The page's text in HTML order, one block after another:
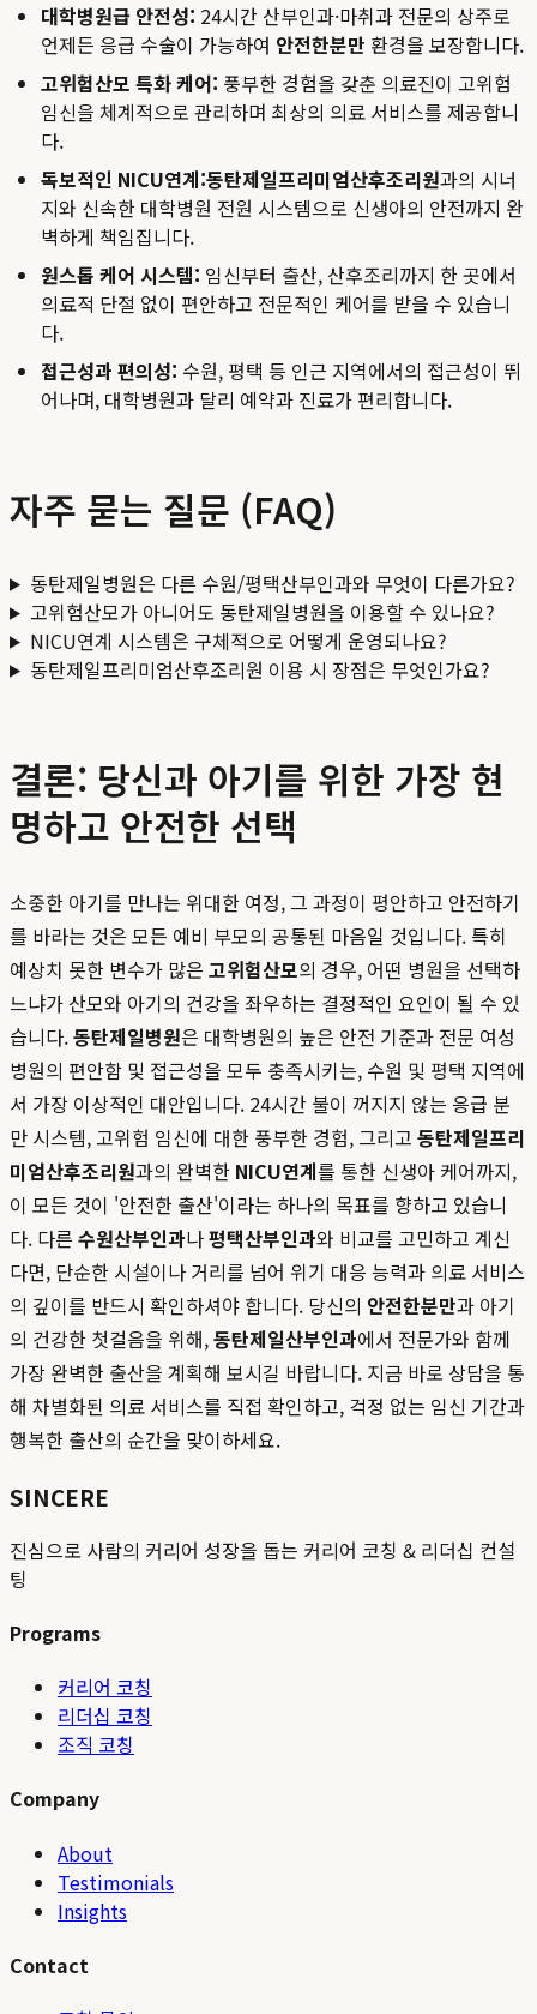
대학병원급 안전성: 24시간 산부인과·마취과 전문의 상주로
언제든 응급 수술이 가능하여 안전한분만 환경을 보장합니다.
고위험산모 특화 케어: 풍부한 경험을 갖춘 의료진이 고위험
임신을 체계적으로 관리하며 최상의 의료 서비스를 제공합니
다.
독보적인 NICU연계:동탄제일프리미엄산후조리원과의 시너
지와 신속한 대학병원 전원 시스템으로 신생아의 안전까지 완
벽하게 책임집니다.
원스톱 케어 시스템: 임신부터 출산, 산후조리까지 한 곳에서
의료적 단절 없이 편안하고 전문적인 케어를 받을 수 있습니
다.
접근성과 편의성: 수원, 평택 등 인근 지역에서의 접근성이 뛰
어나며, 대학병원과 달리 예약과 진료가 편리합니다.
자주 묻는 질문 (FAQ)
동탄제일병원은 다른 수원/평택산부인과와 무엇이 다른가요?
고위험산모가 아니어도 동탄제일병원을 이용할 수 있나요?
NICU연계 시스템은 구체적으로 어떻게 운영되나요?
동탄제일프리미엄산후조리원 이용 시 장점은 무엇인가요?
결론: 당신과 아기를 위한 가장 현
명하고 안전한 선택
소중한 아기를 만나는 위대한 여정, 그 과정이 평안하고 안전하기
를 바라는 것은 모든 예비 부모의 공통된 마음일 것입니다. 특히
예상치 못한 변수가 많은 고위험산모의 경우, 어떤 병원을 선택하
느냐가 산모와 아기의 건강을 좌우하는 결정적인 요인이 될 수 있
습니다.동탄제일병원은 대학병원의 높은 안전 기준과 전문 여성
병원의 편안함 및 접근성을 모두 충족시키는, 수원 및 평택 지역에
서 가장 이상적인 대안입니다. 24시간 불이 꺼지지 않는 응급 분
만 시스템, 고위험 임신에 대한 풍부한 경험, 그리고 동탄제일프리
미엄산후조리원과의 완벽한 NICU연계를 통한 신생아 케어까지,
이 모든 것이 '안전한 출산'이라는 하나의 목표를 향하고 있습니
다. 다른 수원산부인과나평택산부인과와 비교를 고민하고 계신
다면, 단순한 시설이나 거리를 넘어 위기 대응 능력과 의료 서비스
의 깊이를 반드시 확인하셔야 합니다. 당신의 안전한분만과 아기
의 건강한 첫걸음을 위해,동탄제일산부인과에서 전문가와 함께
가장 완벽한 출산을 계획해 보시길 바랍니다. 지금 바로 상담을 통
해 차별화된 의료 서비스를 직접 확인하고, 걱정 없는 임신 기간과
행복한 출산의 순간을 맞이하세요.
SINCERE
진심으로 사람의 커리어 성장을 돕는 커리어 코칭 & 리더십 컨설
팅
Programs
커리어 코칭
리더십 코칭
조직 코칭
Company
About
Testimonials
Insights
Contact